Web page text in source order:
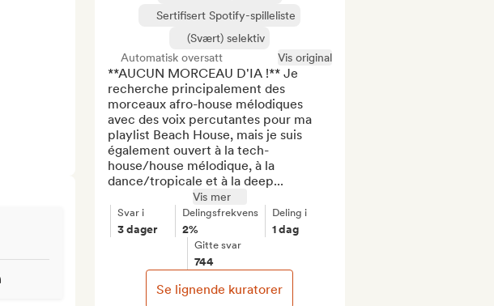
Sertifisert Spotify-spilleliste
(Svært) selektiv
Automatisk oversatt
Vis original
**AUCUN MORCEAU D'IA !** Je
recherche principalement des
morceaux afro-house mélodiques
avec des voix percutantes pour ma
playlist Beach House, mais je suis
également ouvert à la tech-
house/house mélodique, à la
dance/tropicale et à la deep...
Vis mer
Svar i
3 dager
Delingsfrekvens
2%
Deling i
1 dag
Gitte svar
744
Se lignende kuratorer